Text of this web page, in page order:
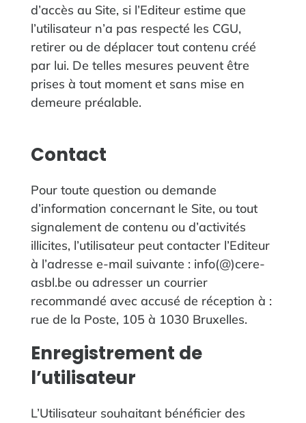
d’accès au Site, si l’Editeur estime que
l’utilisateur n’a pas respecté les CGU,
retirer ou de déplacer tout contenu créé
par lui. De telles mesures peuvent être
prises à tout moment et sans mise en
demeure préalable.
Contact
Pour toute question ou demande
d’information concernant le Site, ou tout
signalement de contenu ou d’activités
illicites, l’utilisateur peut contacter l’Editeur
à l’adresse e-mail suivante : info(@)cere-
asbl.be ou adresser un courrier
recommandé avec accusé de réception à :
rue de la Poste, 105 à 1030 Bruxelles.
‍Enregistrement de
l’utilisateur
L’Utilisateur souhaitant bénéficier des